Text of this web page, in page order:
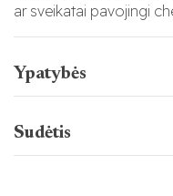
ar sveikatai pavojingi
Ypatybės
Sudėtis